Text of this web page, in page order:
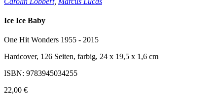
Ice Ice Baby
One Hit Wonders 1955 - 2015
Hardcover, 126 Seiten, farbig, 24 x 19,5 x 1,6 cm
ISBN: 9783945034255
22,00 €